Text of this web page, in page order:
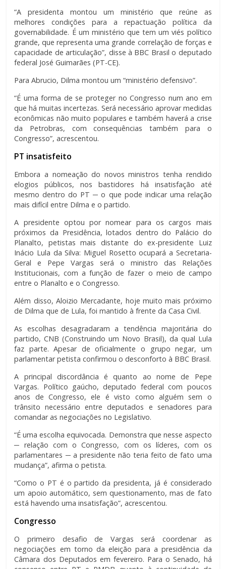
“A presidenta montou um ministério que reúne as
melhores condições para a repactuação política da
governabilidade. É um ministério que tem um viés político
grande, que representa uma grande correlação de forças e
capacidade de articulação”, disse à BBC Brasil o deputado
federal José Guimarães (PT-CE).
Para Abrucio, Dilma montou um “ministério defensivo”.
“É uma forma de se proteger no Congresso num ano em
que há muitas incertezas. Será necessário aprovar medidas
econômicas não muito populares e também haverá a crise
da Petrobras, com consequências também para o
Congresso”, acrescentou.
PT insatisfeito
Embora a nomeação do novos ministros tenha rendido
elogios públicos, nos bastidores há insatisfação até
mesmo dentro do PT ─ o que pode indicar uma relação
mais difícil entre Dilma e o partido.
A presidente optou por nomear para os cargos mais
próximos da Presidência, lotados dentro do Palácio do
Planalto, petistas mais distante do ex-presidente Luiz
Inácio Lula da Silva: Miguel Rosetto ocupará a Secretaria-
Geral e Pepe Vargas será o ministro das Relações
Institucionais, com a função de fazer o meio de campo
entre o Planalto e o Congresso.
Além disso, Aloizio Mercadante, hoje muito mais próximo
de Dilma que de Lula, foi mantido à frente da Casa Civil.
As escolhas desagradaram a tendência majoritária do
partido, CNB (Construindo um Novo Brasil), da qual Lula
faz parte. Apesar de oficialmente o grupo negar, um
parlamentar petista confirmou o desconforto à BBC Brasil.
A principal discordância é quanto ao nome de Pepe
Vargas. Político gaúcho, deputado federal com poucos
anos de Congresso, ele é visto como alguém sem o
trânsito necessário entre deputados e senadores para
comandar as negociações no Legislativo.
“É uma escolha equivocada. Demonstra que nesse aspecto
─ relação com o Congresso, com os líderes, com os
parlamentares ─ a presidente não teria feito de fato uma
mudança”, afirma o petista.
“Como o PT é o partido da presidenta, já é considerado
um apoio automático, sem questionamento, mas de fato
está havendo uma insatisfação”, acrescentou.
Congresso
O primeiro desafio de Vargas será coordenar as
negociações em torno da eleição para a presidência da
Câmara dos Deputados em fevereiro. Para o Senado, há